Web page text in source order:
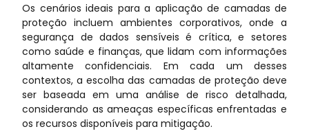
Os cenários ideais para a aplicação de camadas de
proteção incluem ambientes corporativos, onde a
segurança de dados sensíveis é crítica, e setores
como saúde e finanças, que lidam com informações
altamente confidenciais. Em cada um desses
contextos, a escolha das camadas de proteção deve
ser baseada em uma análise de risco detalhada,
considerando as ameaças específicas enfrentadas e
os recursos disponíveis para mitigação.